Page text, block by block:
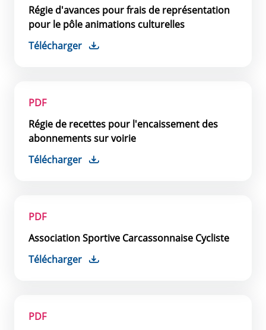
Régie d'avances pour frais de représentation
pour le pôle animations culturelles
Télécharger
PDF
Régie de recettes pour l'encaissement des
abonnements sur voirie
Télécharger
PDF
Association Sportive Carcassonnaise Cycliste
Télécharger
PDF